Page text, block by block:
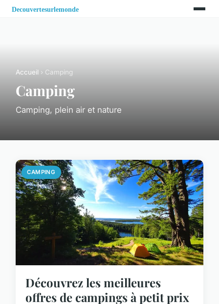
Accueil › Camping
Camping
Camping, plein air et nature
CAMPING
Découvrez les meilleures
offres de campings à petit prix